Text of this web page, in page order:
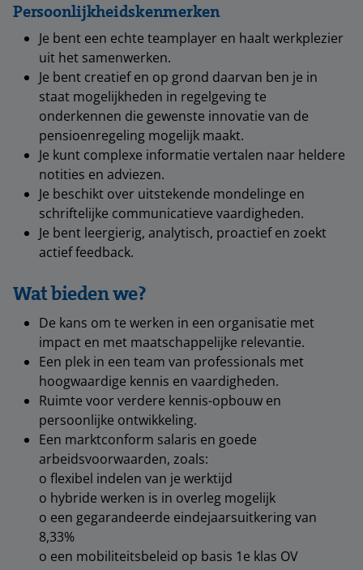
Persoonlijkheidskenmerken
Je bent een echte teamplayer en haalt werkplezier
uit het samenwerken.
Je bent creatief en op grond daarvan ben je in
staat mogelijkheden in regelgeving te
onderkennen die gewenste innovatie van de
pensioenregeling mogelijk maakt.
Je kunt complexe informatie vertalen naar heldere
notities en adviezen.
Je beschikt over uitstekende mondelinge en
schriftelijke communicatieve vaardigheden.
Je bent leergierig, analytisch, proactief en zoekt
actief feedback.
Wat bieden we?
De kans om te werken in een organisatie met
impact en met maatschappelijke relevantie.
Een plek in een team van professionals met
hoogwaardige kennis en vaardigheden.
Ruimte voor verdere kennis-opbouw en
persoonlijke ontwikkeling.
Een marktconform salaris en goede
arbeidsvoorwaarden, zoals:
o flexibel indelen van je werktijd
o hybride werken is in overleg mogelijk
o een gegarandeerde eindejaarsuitkering van
8,33%
o een mobiliteitsbeleid op basis 1e klas OV